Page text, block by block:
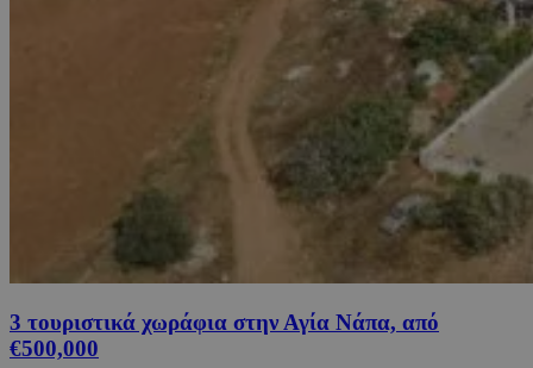
3 τουριστικά χωράφια στην Αγία Νάπα, από
€500,000